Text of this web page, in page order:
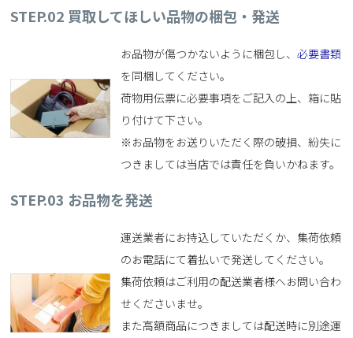
STEP.02 買取してほしい品物の梱包・発送
お品物が傷つかないように梱包し、必要書類
を同梱してください。
荷物用伝票に必要事項をご記入の上、箱に貼
り付けて下さい。
※お品物をお送りいただく際の破損、紛失に
つきましては当店では責任を負いかねます。
STEP.03 お品物を発送
運送業者にお持込していただくか、集荷依頼
のお電話にて着払いで発送してください。
集荷依頼はご利用の配送業者様へお問い合わ
せくださいませ。
また高額商品につきましては配送時に別途運